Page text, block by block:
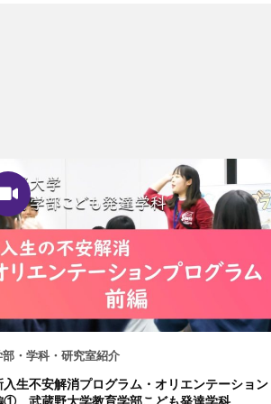
部・学科・研究室紹介
入生不安解消プログラム・オリエンテーション